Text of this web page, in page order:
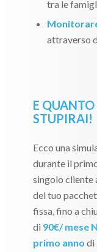
tra le
attraverso
E
STUPIRAI!
Ecco una
durante il
singolo cliente
del tuo
fissa, fino a
di 90€/ mese
primo anno di